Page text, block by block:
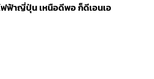
ฟฟ้าญี่ปุ่น เหนือดีพอ ก็ดีเอนเอ